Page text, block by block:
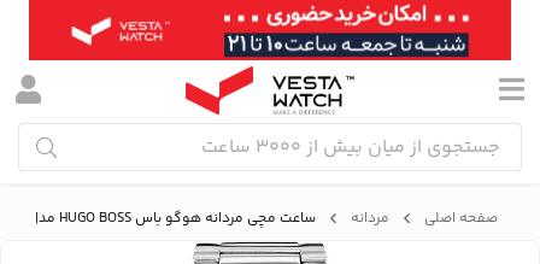
صفحه اصلی مردانه ساعت مچی مردانه هوگو باس HUGO BOSS مدل B1513712